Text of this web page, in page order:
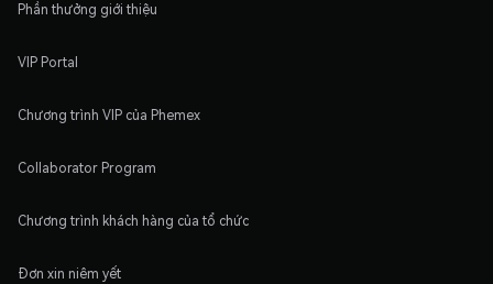
Phần thưởng giới thiệu
VIP Portal
Chương trình VIP của Phemex
Collaborator Program
Chương trình khách hàng của tổ chức
Đơn xin niêm yết